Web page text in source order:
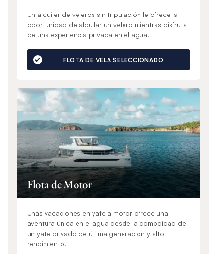
Un alquiler de veleros sin tripulación le ofrece la
oportunidad de alquilar un velero mientras disfruta
de una experiencia privada en el agua.
FLOTA DE VELA SELECCIONADO
Flota de Motor
Unas vacaciones en yate a motor ofrece una
aventura única en el agua desde la comodidad de
un yate privado de última generación y alto
rendimiento.